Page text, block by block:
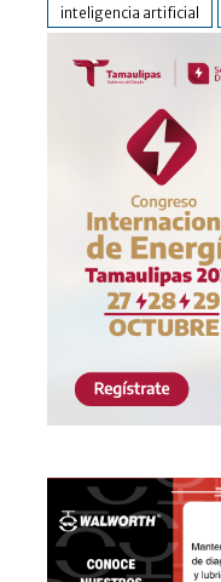
inteligencia artificial